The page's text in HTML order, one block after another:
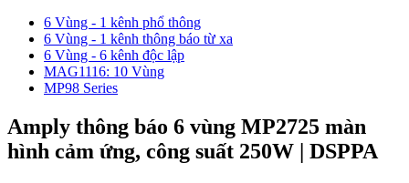
6 Vùng - 1 kênh phổ thông
6 Vùng - 1 kênh thông báo từ xa
6 Vùng - 6 kênh độc lập
MAG1116: 10 Vùng
MP98 Series
Amply thông báo 6 vùng MP2725 màn
hình cảm ứng, công suất 250W | DSPPA